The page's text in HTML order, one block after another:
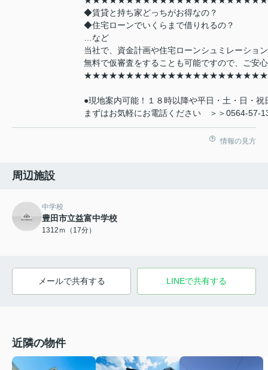
◆賃貸と持ち家どっちがお得なの？
◆住宅ローンでいくらまで借りれるの？
…など
当社で、資金計画や住宅ローンシュミレーショ
無料で仮審査をすることも可能ですので、ご安
●現地案内可能！１８時以降や平日・土・日・祝
まずはお気軽にお電話ください ＞＞0564-57-
情報の見方
周辺施設
中学校
豊田市立益富中学校
1312ｍ（17分）
メールで共有する LINEで共有する
近隣の物件